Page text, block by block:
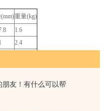
朋友！有什么可以帮
重量(kg)
1.6
2.4
3.5